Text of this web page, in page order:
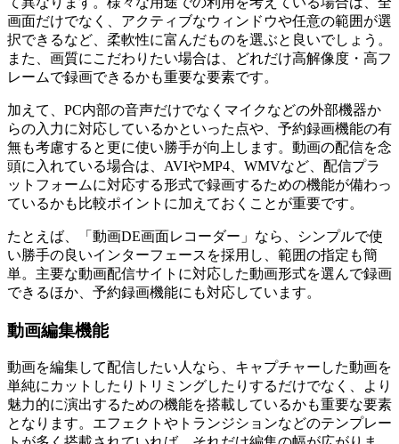
画面だけでなく、アクティブなウィンドウや任意の範囲が選
択できるなど、柔軟性に富んだものを選ぶと良いでしょう。
また、画質にこだわりたい場合は、どれだけ高解像度・高フ
レームで録画できるかも重要な要素です。
加えて、PC内部の音声だけでなくマイクなどの外部機器か
らの入力に対応しているかといった点や、予約録画機能の有
無も考慮すると更に使い勝手が向上します。動画の配信を念
頭に入れている場合は、AVIやMP4、WMVなど、配信プラ
ットフォームに対応する形式で録画するための機能が備わっ
ているかも比較ポイントに加えておくことが重要です。
たとえば、「動画DE画面レコーダー」なら、シンプルで使
い勝手の良いインターフェースを採用し、範囲の指定も簡
単。主要な動画配信サイトに対応した動画形式を選んで録画
できるほか、予約録画機能にも対応しています。
動画編集機能
動画を編集して配信したい人なら、キャプチャーした動画を
単純にカットしたりトリミングしたりするだけでなく、より
魅力的に演出するための機能を搭載しているかも重要な要素
となります。エフェクトやトランジションなどのテンプレー